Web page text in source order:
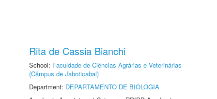
Rita de Cassia Bianchi
School: Faculdade de Ciências Agrárias e Veterinárias
(Câmpus de Jaboticabal)
Department: DEPARTAMENTO DE BIOLOGIA